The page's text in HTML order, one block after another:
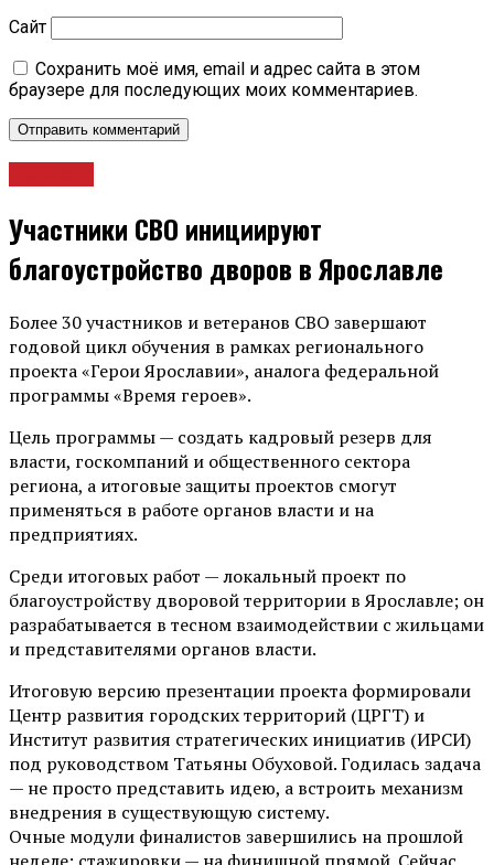
Сайт
Сохранить моё имя, email и адрес сайта в этом
браузере для последующих моих комментариев.
Участники СВО инициируют
благоустройство дворов в Ярославле
Более 30 участников и ветеранов СВО завершают
годовой цикл обучения в рамках регионального
проекта «Герои Ярославии», аналога федеральной
программы «Время героев».
Цель программы — создать кадровый резерв для
власти, госкомпаний и общественного сектора
региона, а итоговые защиты проектов смогут
применяться в работе органов власти и на
предприятиях.
Среди итоговых работ — локальный проект по
благоустройству дворовой территории в Ярославле; он
разрабатывается в тесном взаимодействии с жильцами
и представителями органов власти.
Итоговую версию презентации проекта формировали
Центр развития городских территорий (ЦРГТ) и
Институт развития стратегических инициатив (ИРСИ)
под руководством Татьяны Обуховой. Годилась задача
— не просто представить идею, а встроить механизм
внедрения в существующую систему.
Очные модули финалистов завершились на прошлой